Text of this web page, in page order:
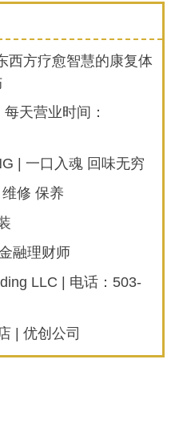
西方疗愈智慧的康复体
天营业时间：
| 一口入魂 回味无穷
修 保养
融理财师
LLC | 电话：503-
| 优创公司